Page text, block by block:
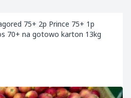
70+ na gotowo karton 13kg